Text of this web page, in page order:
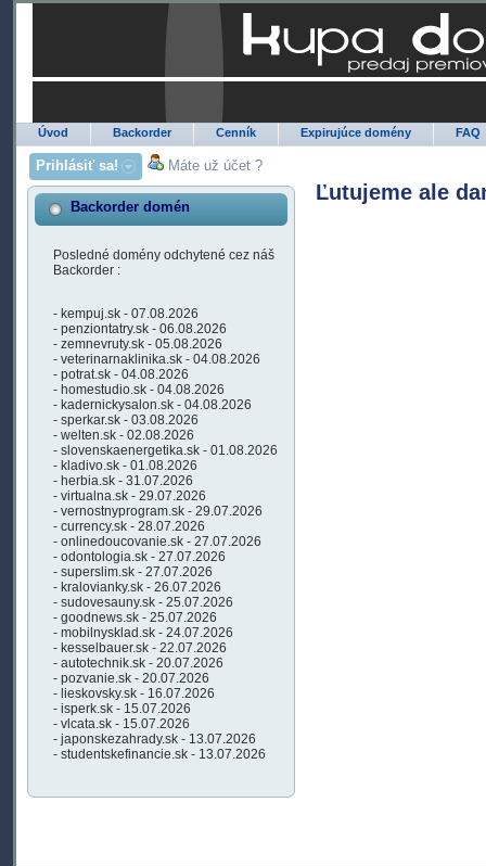
Úvod Backorder Cenník Expirujúce domény FAQ
Prihlásiť sa! Máte už účet ?
Backorder domén
Posledné domény odchytené cez náš
Backorder :
- kempuj.sk - 07.08.2026
- penziontatry.sk - 06.08.2026
- zemnevruty.sk - 05.08.2026
- veterinarnaklinika.sk - 04.08.2026
- potrat.sk - 04.08.2026
- homestudio.sk - 04.08.2026
- kadernickysalon.sk - 04.08.2026
- sperkar.sk - 03.08.2026
- welten.sk - 02.08.2026
- slovenskaenergetika.sk - 01.08.2026
- kladivo.sk - 01.08.2026
- herbia.sk - 31.07.2026
- virtualna.sk - 29.07.2026
- vernostnyprogram.sk - 29.07.2026
- currency.sk - 28.07.2026
- onlinedoucovanie.sk - 27.07.2026
- odontologia.sk - 27.07.2026
- superslim.sk - 27.07.2026
- kralovianky.sk - 26.07.2026
- sudovesauny.sk - 25.07.2026
- goodnews.sk - 25.07.2026
- mobilnysklad.sk - 24.07.2026
- kesselbauer.sk - 22.07.2026
- autotechnik.sk - 20.07.2026
- pozvanie.sk - 20.07.2026
- lieskovsky.sk - 16.07.2026
- isperk.sk - 15.07.2026
- vlcata.sk - 15.07.2026
- japonskezahrady.sk - 13.07.2026
- studentskefinancie.sk - 13.07.2026
Ľutujeme ale